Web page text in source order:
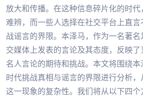
放大和传播。在这种信息碎片化的时
难辨，而一些人选择在社交平台上直
战谣言的界限。本泽马，作为一名著
交媒体上发表的言论及其态度，反映
名人言论的期待和挑战。本文将围绕
时代挑战真相与谣言的界限进行分析
这一现象的复杂性。我们将从以下四